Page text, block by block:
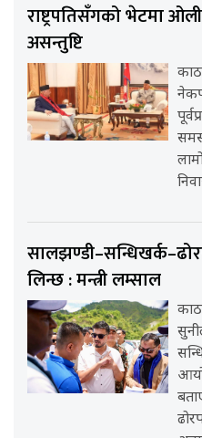
राष्ट्रपतिसँगको भेटमा
असन्तुष्टि
लिन्छ : मन्त्री लम्साल